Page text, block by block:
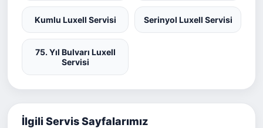
Kumlu Luxell Servisi Serinyol Luxell Servisi
75. Yıl Bulvarı Luxell
Servisi
İlgili Servis Sayfalarımız